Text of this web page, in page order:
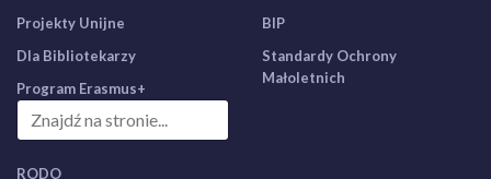
Projekty Unijne
Dla Bibliotekarzy
Program Erasmus+
BIP
Standardy Ochrony
Małoletnich
RODO